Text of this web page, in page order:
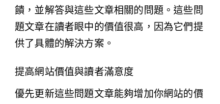
饋，並解答與這些文章相關的問題。這些問
題文章在讀者眼中的價值很高，因為它們提
供了具體的解決方案。
提高網站價值與讀者滿意度
優先更新這些問題文章能夠增加你網站的價